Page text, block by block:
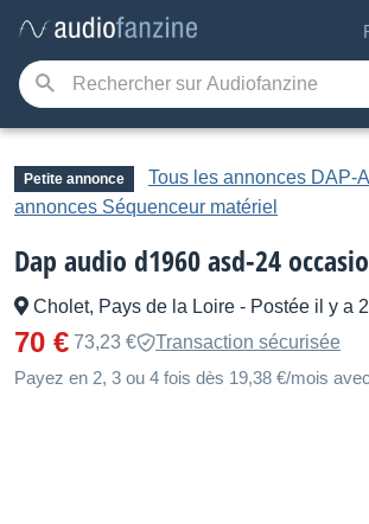
Petite annonce Tous les annonces DAP-
annonces Séquenceur matériel
Dap audio d1960 asd-24
Cholet, Pays de la Loire - Postée il y a
70 € 73,23 €
Transaction sécurisée
Payez en 2, 3 ou 4 fois dès 19,38 €/mois avec